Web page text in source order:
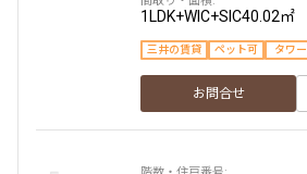
1LDK+WIC+SIC40.02㎡
三井の賃貸 ペット可 タワー
お問合せ